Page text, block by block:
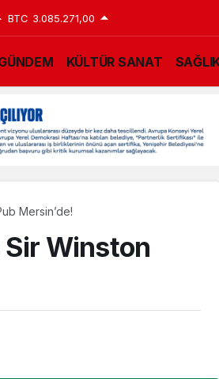
BTC 3.085.271,00
KÜLTÜR SANAT
Mersin’de!
Winston